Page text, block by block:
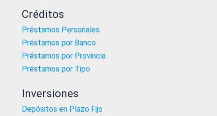
Créditos
Préstamos Personales
Préstamos por Banco
Préstamos por Provincia
Préstamos por Tipo
Inversiones
Depósitos en Plazo Fijo